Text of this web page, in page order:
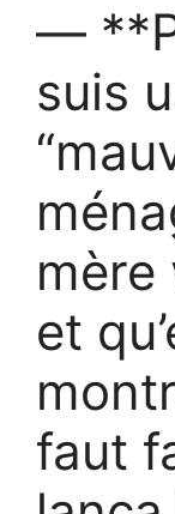
—
suis
mère
et
faut